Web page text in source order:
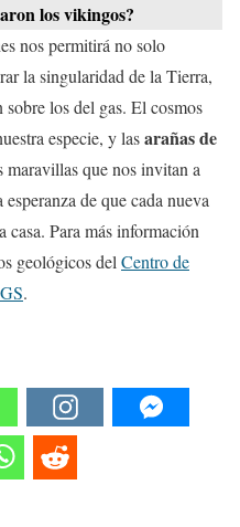
los vikingos?
nos permitirá no solo
la singularidad de la Tierra,
los del gas. El cosmos
especie, y lasarañas de
maravillas que nos invitan a
de que cada nueva
casa. Para más información
geológicos delCentro de
.